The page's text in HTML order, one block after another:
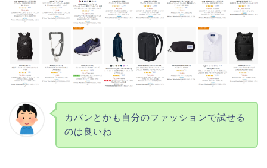
カバンとかも自分のファッションで試せる
のは良いね